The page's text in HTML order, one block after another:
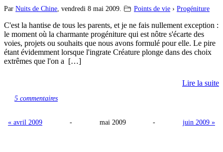
Par Nuits de Chine vendredi 8 mai 2009. Points de vie › Progéniture
C'est la hantise de tous les parents, et je ne fais nullement exception :
le moment où la charmante progéniture qui est nôtre s'écarte des
voies, projets ou souhaits que nous avons formulé pour elle. Le pire
étant évidemment lorsque l'ingrate Créature plonge dans des choix
extrêmes que l'on a […]
Lire la suite
5 commentaires
« avril 2009 - mai 2009 - juin 2009 »